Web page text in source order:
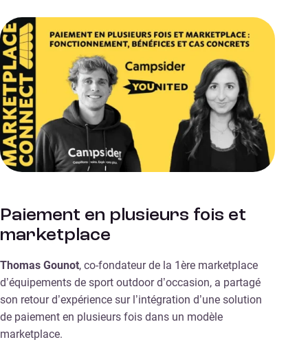
Paiement en plusieurs fois et
marketplace
Thomas Gounot, co-fondateur de la 1ère marketplace
d’équipements de sport outdoor d’occasion, a partagé
son retour d’expérience sur l’intégration d’une solution
de paiement en plusieurs fois dans un modèle
marketplace.